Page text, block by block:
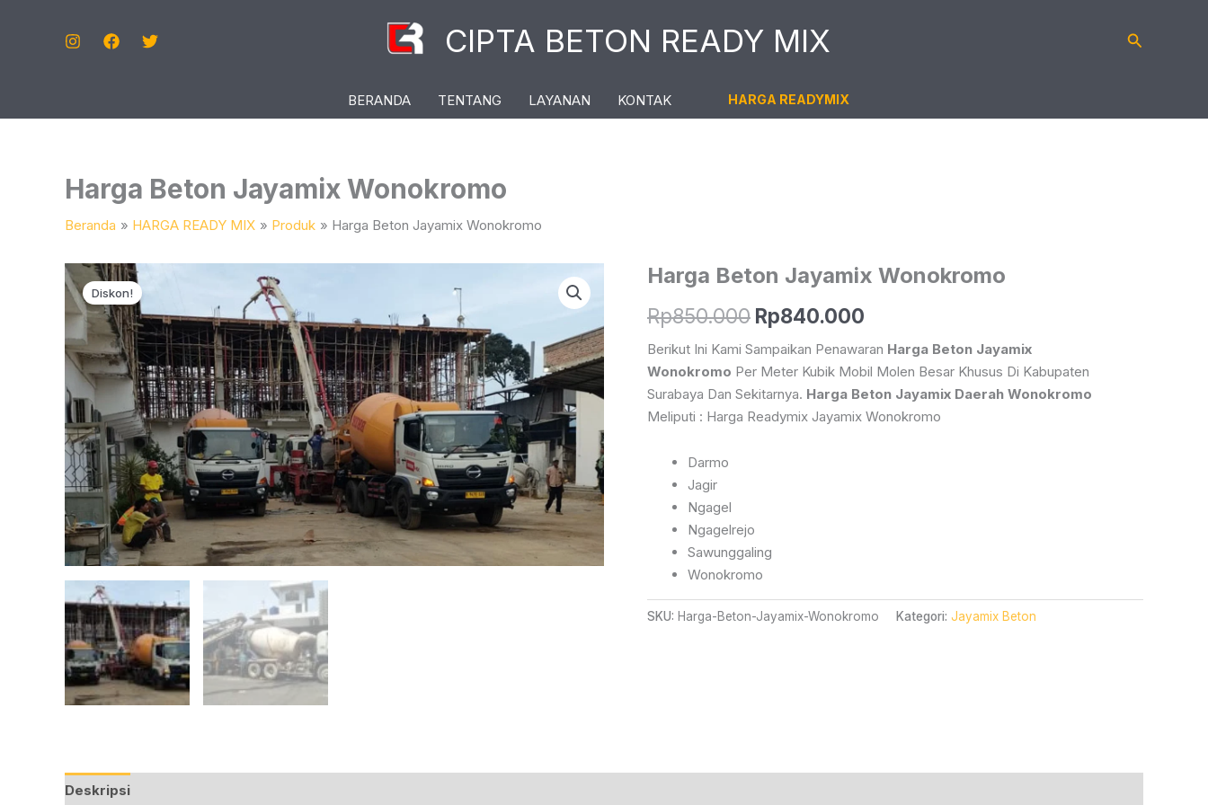
CIPTA BETON READY MIX Cari
BERANDA TENTANG LAYANAN KONTAK HARGA READYMIX
Harga Beton Jayamix Wonokromo
Beranda HARGA READY MIX Produk Harga Beton Jayamix Wonokromo
Diskon!
Harga Beton Jayamix Wonokromo
Rp850.000 Harga
Aslinya
Adalah:
Rp850.000.
Rp840.000
Saat
Ini
Adalah:
Berikut Ini Kami Sampaikan Penawaran Harga Beton Jayamix
Wonokromo Per Meter Kubik Mobil Molen Besar Khusus Di Kabupaten
Surabaya Dan Sekitarnya. Harga Beton Jayamix Daerah Wonokromo
Meliputi : Harga Readymix Jayamix Wonokromo
Darmo
Jagir
Ngagel
Ngagelrejo
Sawunggaling
Wonokromo
SKU: Harga-Beton-Jayamix-Wonokromo Kategori: Jayamix Beton
Deskripsi